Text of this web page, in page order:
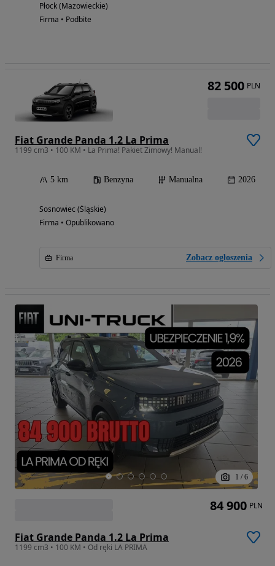
Płock (Mazowieckie)
Firma • Podbite
Fiat Grande Panda 1.2 La Prima
1199 cm3 • 100 KM • La Prima! Pakiet Zimowy! Manual!
5 km Benzyna Manualna 2026
Sosnowiec (Śląskie)
Firma • Opublikowano
Firma Zobacz ogłoszenia
82 500 PLN
1 / 6
Fiat Grande Panda 1.2 La Prima
1199 cm3 • 100 KM • Od ręki LA PRIMA
84 900 PLN